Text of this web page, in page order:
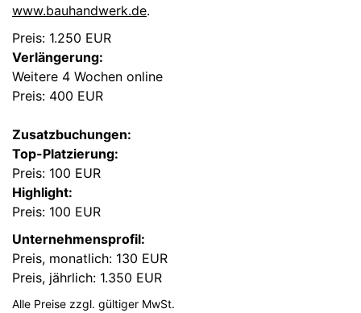
www.bauhandwerk.de.
Preis: 1.250 EUR
Verlängerung:
Weitere 4 Wochen online
Preis: 400 EUR
Zusatzbuchungen:
Top-Platzierung:
Preis: 100 EUR
Highlight:
Preis: 100 EUR
Unternehmensprofil:
Preis, monatlich: 130 EUR
Preis, jährlich: 1.350 EUR
Alle Preise zzgl. gültiger MwSt.